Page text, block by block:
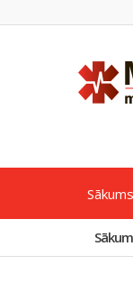
Sākums